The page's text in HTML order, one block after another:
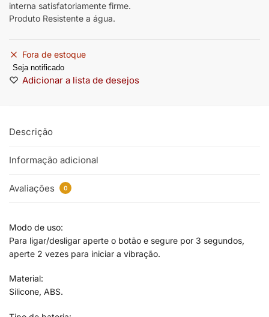
interna satisfatoriamente firme.
Produto Resistente a água.
Fora de estoque
Seja notificado
Adicionar a lista de desejos
Descrição
Informação adicional
Avaliações 0
Modo de uso:
Para ligar/desligar aperte o botão e segure por 3 segundos,
aperte 2 vezes para iniciar a vibração.
Material:
Silicone, ABS.